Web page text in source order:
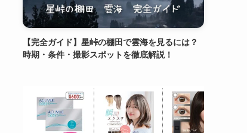
【完全ガイド】星峠の棚田で雲海を見るには？
時期・条件・撮影スポットを徹底解説！